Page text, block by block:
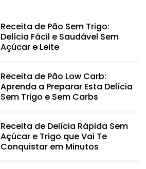
Receita de Pão Sem Trigo:
Delícia Fácil e Saudável Sem
Açúcar e Leite
Receita de Pão Low Carb:
Aprenda a Preparar Esta Delícia
Sem Trigo e Sem Carbs
Receita de Delícia Rápida Sem
Açúcar e Trigo que Vai Te
Conquistar em Minutos